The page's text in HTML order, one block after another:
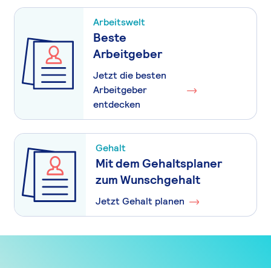
Arbeitswelt
Beste
Arbeitgeber
Jetzt die besten
Arbeitgeber
entdecken
Gehalt
Mit dem Gehaltsplaner
zum Wunschgehalt
Jetzt Gehalt planen